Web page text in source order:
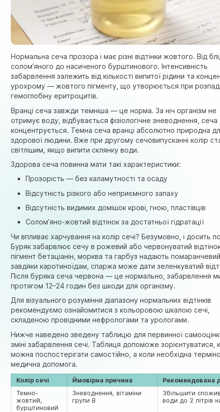
Нормальна сеча прозора і має різні відтінки жовтого. Від
солом’яного до насиченого бурштинового. Інтенсивність
забарвлення залежить від кількості випитої рідини та
урохрому — жовтого пігменту, що утворюється при
гемоглобіну еритроцитів.
Вранці сеча завжди темніша — це норма. За ніч організм не
отримує воду, відбувається фізіологічне зневоднення, сеча
концентрується. Темна сеча вранці абсолютно природна
здорової людини. Вже при другому сечовипусканні колір
світлішим, якщо випити склянку води.
Здорова сеча повинна мати такі характеристики:
Прозорість — без каламутності та осаду
Відсутність різкого або неприємного запаху
Відсутність видимих домішок крові, гною, пластівців
Солом’яно-жовтий відтінок за достатньої гідратації
Чи впливає харчування на колір сечі? Безумовно, і досить
Буряк забарвлює сечу в рожевий або червонуватий
пігмент бетаціанін, морква та гарбуз надають
завдяки каротиноїдам, спаржа може дати зеленкуватий
Після буряка сеча червона — це нормально, забарвлення
протягом 12–24 годин без шкоди для організму.
Для візуального розуміння діапазону нормальних відтінків
рекомендуємо ознайомитися зкольоровою шкалою сечі
складеною провідними нефрологами та урологами.
Нижче наведено зведену таблицю для первинної
зміні забарвлення сечі. Таблиця допоможе зорієнтуватися,
можна поспостерігати самостійно, а коли необхідна
медична допомога.
Колір сечі Ймовірна причина
Рекомендована
Темно-
жовтий,
бурштиновий
Зневоднення, вітаміни
групи B
Збільшити
води до 2 літрів